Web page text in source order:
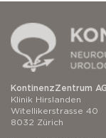
KontinenzZentrum AG
Klinik Hirslanden
Witellikerstrasse 40
8032 Zürich